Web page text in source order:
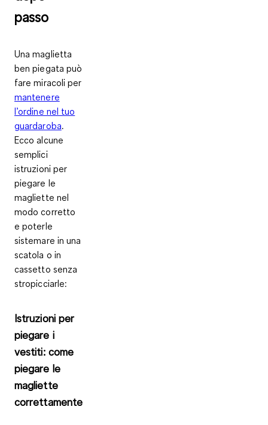
passo
Una maglietta
ben piegata può
fare miracoli per
mantenere
l’ordine nel tuo
guardaroba.
Ecco alcune
semplici
istruzioni per
piegare le
magliette nel
modo corretto
e poterle
sistemare in una
scatola o in
cassetto senza
stropicciarle:
Istruzioni per
piegare i
vestiti: come
piegare le
magliette
correttamente